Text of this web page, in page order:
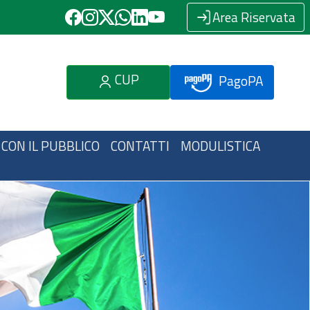
Area Riservata
CUP PagoPA
IL PUBBLICO CONTATTI MODULISTICA